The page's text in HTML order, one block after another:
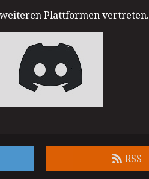
Plattformen vertreten.
RSS